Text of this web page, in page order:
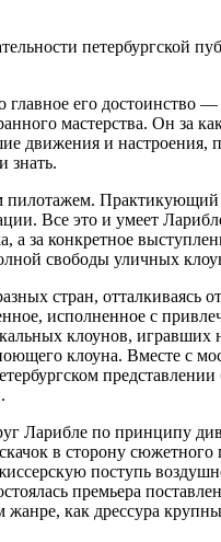
петербургской
его достоинство —
мастерства. Он за
движения и
знать.
пилотажем.
Все это и умеет
а за конкретное
свободы уличных
стран, отталкиваясь
исполненное с
клоунов, игравших
клоуна. Вместе с
Ларибле по принципу
в сторону сюжетного
поступь
премьера
как дрессура